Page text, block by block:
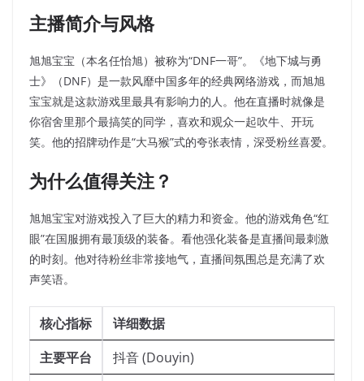
主播简介与风格
旭旭宝宝（本名任怡旭）被称为“DNF一哥”。《地下城与勇
士》（DNF）是一款风靡中国多年的经典网络游戏，而旭旭
宝宝就是这款游戏里最具有影响力的人。他在直播时就像是
你宿舍里那个最搞笑的同学，喜欢和观众一起吹牛、开玩
笑。他的招牌动作是“大马猴”式的夸张表情，深受粉丝喜爱。
为什么值得关注？
旭旭宝宝对游戏投入了巨大的精力和资金。他的游戏角色“红
眼”在国服拥有最顶级的装备。看他强化装备是直播间最刺激
的时刻。他对待粉丝非常接地气，直播间氛围总是充满了欢
声笑语。
核心指标
详细数据
主要平台
抖音 (Douyin)